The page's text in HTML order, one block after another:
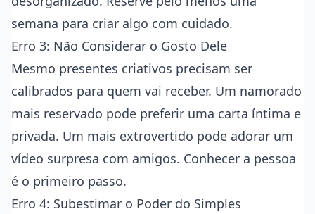
semana para criar algo com cuidado.
Erro 3: Não Considerar o Gosto Dele
Mesmo presentes criativos precisam ser
calibrados para quem vai receber. Um namorado
mais reservado pode preferir uma carta íntima e
privada. Um mais extrovertido pode adorar um
vídeo surpresa com amigos. Conhecer a pessoa
é o primeiro passo.
Erro 4: Subestimar o Poder do Simples